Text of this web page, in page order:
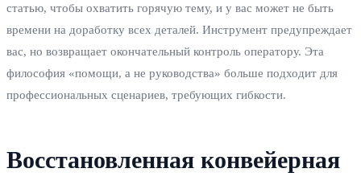
статью, чтобы охватить горячую тему, и у вас может не быть
времени на доработку всех деталей. Инструмент предупреждает
вас, но возвращает окончательный контроль оператору. Эта
философия «помощи, а не руководства» больше подходит для
профессиональных сценариев, требующих гибкости.
Восстановленная конвейерная